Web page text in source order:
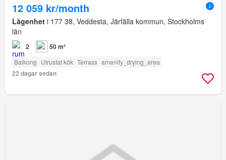
12 059 kr/month
Lägenhet i 177 38, Veddesta, Järfälla kommun, Stockholms
län
2 50 m²
Balkong Utrustat kök Terrass amenity_drying_area
22 dagar sedan